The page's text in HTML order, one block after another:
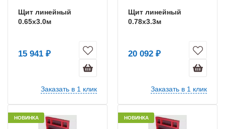
Щит линейный
0.65х3.0м
15 941 ₽
Заказать в 1 клик
Щит линейный
0.78х3.3м
20 092 ₽
Заказать в 1 клик
НОВИНКА НОВИНКА